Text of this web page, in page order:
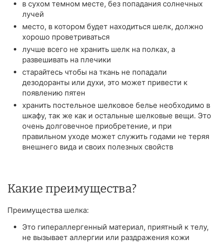
в сухом темном месте, без попадания солнечных
лучей
место, в котором будет находиться шелк, должно
хорошо проветриваться
лучше всего не хранить шелк на полках, а
развешивать на плечики
старайтесь чтобы на ткань не попадали
дезодоранты или духи, это может привести к
появлению пятен
хранить постельное шелковое белье необходимо в
шкафу, так же как и остальные шелковые вещи. Это
очень долговечное приобретение, и при
правильном уходе может служить годами не теряя
внешнего вида и своих полезных свойств
Какие преимущества?
Преимущества шелка:
Это гипераллергенный материал, приятный к телу,
не вызывает аллергии или раздражения кожи